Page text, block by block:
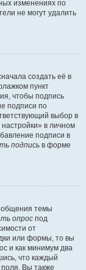
изменениях по
не могут удалить
создать её в
пункт
чтобы подпись
подписи по
выбор в
в личном
подписи в
подпись в форме
темы
опрос под
от
или формы, то вы
и как минимум два
что каждый
поля. Вы также